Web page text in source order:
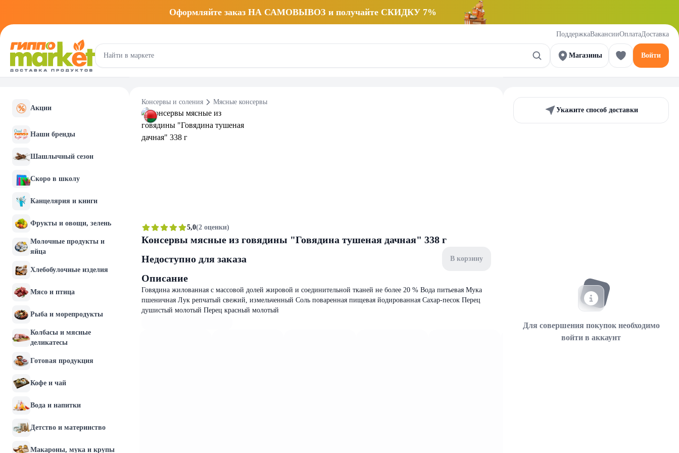
Оформляйте заказ НА САМОВЫВОЗ и получайте СКИДКУ 7%
ПоддержкаВакансииОплатаДоставка
Магазины Войти
Акции
Наши бренды
Шашлычный сезон
Скоро в школу
Канцелярия и книги
Фрукты и овощи, зелень
Молочные продукты и
яйца
Хлебобулочные изделия
Мясо и птица
Рыба и морепродукты
Колбасы и мясные
деликатесы
Готовая продукция
Кофе и чай
Вода и напитки
Детство и материнство
Макароны, мука и крупы
Консервы и соления Мясные консервы
5,0(2 оценки)
Консервы мясные из говядины "Говядина тушеная дачная" 338 г
Недоступно для заказа
В корзину
Описание
Говядина жилованная с массовой долей жировой и соединительной тканей не более 20 % Вода питьевая Мука
пшеничная Лук репчатый свежий, измельченный Соль поваренная пищевая йодированная Сахар-песок Перец
душистый молотый Перец красный молотый
Укажите способ доставки
Для совершения покупок необходимо
войти в аккаунт